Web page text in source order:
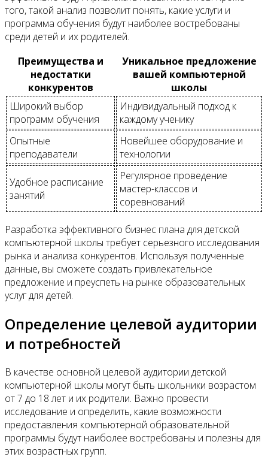
того, такой анализ позволит понять, какие услуги и
программа обучения будут наиболее востребованы
среди детей и их родителей.
Преимущества и
недостатки
конкурентов
Уникальное предложение
вашей компьютерной
школы
Широкий выбор
программ обучения
Индивидуальный подход к
каждому ученику
Опытные
преподаватели
Новейшее оборудование и
технологии
Удобное расписание
занятий
Регулярное проведение
мастер-классов и
соревнований
Разработка эффективного бизнес плана для детской
компьютерной школы требует серьезного исследования
рынка и анализа конкурентов. Используя полученные
данные, вы сможете создать привлекательное
предложение и преуспеть на рынке образовательных
услуг для детей.
Определение целевой аудитории
и потребностей
В качестве основной целевой аудитории детской
компьютерной школы могут быть школьники возрастом
от 7 до 18 лет и их родители. Важно провести
исследование и определить, какие возможности
предоставления компьютерной образовательной
программы будут наиболее востребованы и полезны для
этих возрастных групп.